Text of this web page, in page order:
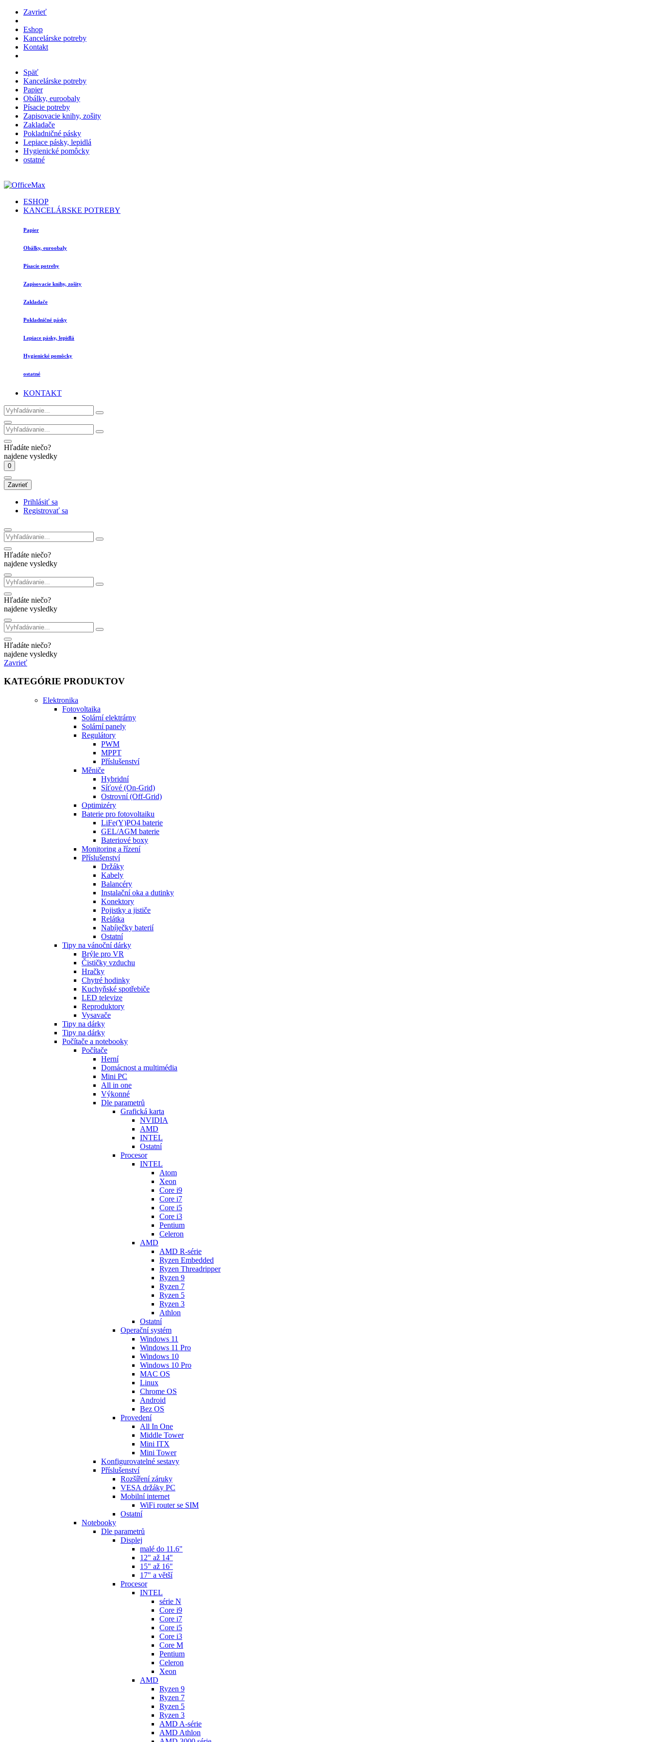
Zavrieť
Eshop
Kancelárske potreby
Kontakt
Späť
Kancelárske potreby
Papier
Obálky, euroobaly
Písacie potreby
Zapisovacie knihy, zošity
Zakladače
Pokladničné pásky
Lepiace pásky, lepidlá
Hygienické pomôcky
ostatné
ESHOP
KANCELÁRSKE POTREBY
Papier
Obálky, euroobaly
Písacie potreby
Zapisovacie knihy, zošity
Zakladače
Pokladničné pásky
Lepiace pásky, lepidlá
Hygienické pomôcky
ostatné
KONTAKT
Hľadáte niečo?
najdene vysledky
0
Zavrieť
Prihlásiť sa
Registrovať sa
Hľadáte niečo?
najdene vysledky
Hľadáte niečo?
najdene vysledky
Hľadáte niečo?
najdene vysledky
Zavrieť
KATEGÓRIE PRODUKTOV
Elektronika
Fotovoltaika
Solární elektrárny
Solární panely
Regulátory
PWM
MPPT
Příslušenství
Měniče
Hybridní
Síťové (On-Grid)
Ostrovní (Off-Grid)
Optimizéry
Baterie pro fotovoltaiku
LiFe(Y)PO4 baterie
GEL/AGM baterie
Bateriové boxy
Monitoring a řízení
Příslušenství
Držáky
Kabely
Balancéry
Instalační oka a dutinky
Konektory
Pojistky a jističe
Relátka
Nabíječky baterií
Ostatní
Tipy na vánoční dárky
Brýle pro VR
Čističky vzduchu
Hračky
Chytré hodinky
Kuchyňské spotřebiče
LED televize
Reproduktory
Vysavače
Tipy na dárky
Tipy na dárky
Počítače a notebooky
Počítače
Herní
Domácnost a multimédia
Mini PC
All in one
Výkonné
Dle parametrů
Grafická karta
NVIDIA
AMD
INTEL
Ostatní
Procesor
INTEL
Atom
Xeon
Core i9
Core i7
Core i5
Core i3
Pentium
Celeron
AMD
AMD R-série
Ryzen Embedded
Ryzen Threadripper
Ryzen 9
Ryzen 7
Ryzen 5
Ryzen 3
Athlon
Ostatní
Operační systém
Windows 11
Windows 11 Pro
Windows 10
Windows 10 Pro
MAC OS
Linux
Chrome OS
Android
Bez OS
Provedení
All In One
Middle Tower
Mini ITX
Mini Tower
Konfigurovatelné sestavy
Příslušenství
Rozšíření záruky
VESA držáky PC
Mobilní internet
WiFi router se SIM
Ostatní
Notebooky
Dle parametrů
Displej
malé do 11.6"
12" až 14"
15" až 16"
17" a větší
Procesor
INTEL
série N
Core i9
Core i7
Core i5
Core i3
Core M
Pentium
Celeron
Xeon
AMD
Ryzen 9
Ryzen 7
Ryzen 5
Ryzen 3
AMD A-série
AMD Athlon